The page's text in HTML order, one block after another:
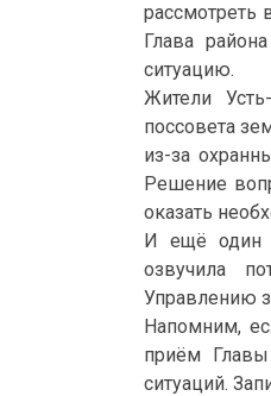
рассмотреть
Глава
ситуацию.
Жители
поссовета
из-за
Решение
оказать
И ещё один
озвучила
Управлению
Напомним,
приём
ситуаций.